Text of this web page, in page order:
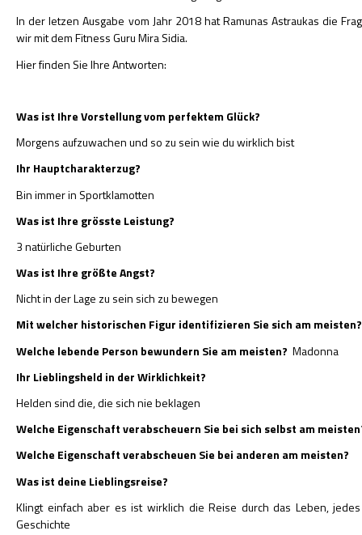
In der letzen Ausgabe vom Jahr 2018 hat Ramunas Astraukas die
wir mit dem Fitness Guru Mira Sidia.
Hier finden Sie Ihre Antworten:
Was ist Ihre Vorstellung vom perfektem Glück?
Morgens aufzuwachen und so zu sein wie du wirklich bist
Ihr Hauptcharakterzug?
Bin immer in Sportklamotten
Was ist Ihre grösste Leistung?
3 natürliche Geburten
Was ist Ihre größte Angst?
Nicht in der Lage zu sein sich zu bewegen
Mit welcher historischen Figur identifizieren Sie sich am
Welche lebende Person bewundern Sie am meisten? Madonna
Ihr Lieblingsheld in der Wirklichkeit?
Helden sind die, die sich nie beklagen
Welche Eigenschaft verabscheuern Sie bei sich selbst am
Welche Eigenschaft verabscheuen Sie bei anderen am meisten?
Was ist deine Lieblingsreise?
Klingt einfach aber es ist wirklich die Reise durch das Leben,
Geschichte